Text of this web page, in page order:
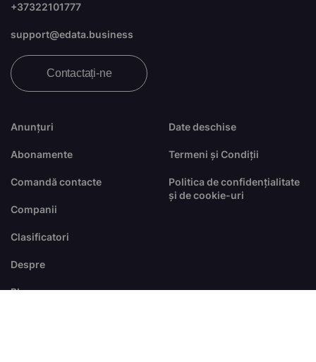
Anunțuri
Abonamente
Comandă contacte
Companii
Clasificatori
Despre
Blog
Date deschise
Termeni și Condiții
Politica de confidențialitate
și de cookie-uri
+37322101777
support@edata.business
Contactați-ne